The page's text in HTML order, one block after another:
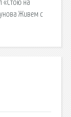
«Стою на
Живем с